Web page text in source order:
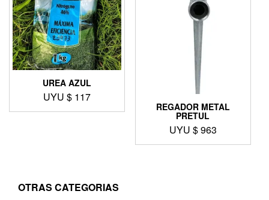
UREA AZUL
UYU $ 117
REGADOR METAL
PRETUL
UYU $963
OTRAS CATEGORIAS